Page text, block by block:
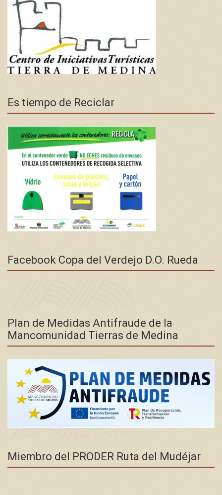
Es tiempo de Reciclar
Facebook Copa del Verdejo D.O. Rueda
Plan de Medidas Antifraude de la
Mancomunidad Tierras de Medina
Miembro del PRODER Ruta del Mudéjar